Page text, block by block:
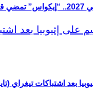
بعد اشتباكات تيغراي